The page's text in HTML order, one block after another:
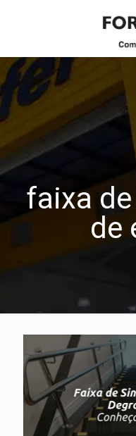
faixa
de